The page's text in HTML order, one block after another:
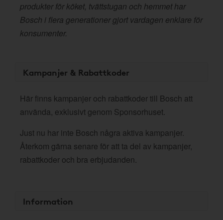
produkter för köket, tvättstugan och hemmet har
Bosch i flera generationer gjort vardagen enklare för
konsumenter.
Kampanjer & Rabattkoder
Här finns kampanjer och rabattkoder till Bosch att
använda, exklusivt genom Sponsorhuset.
Just nu har inte Bosch några aktiva kampanjer.
Återkom gärna senare för att ta del av kampanjer,
rabattkoder och bra erbjudanden.
Information